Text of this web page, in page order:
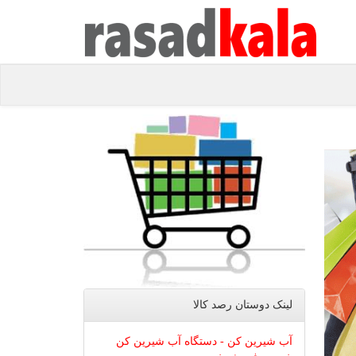
لینک دوستان رصد كالا
آب شیرین کن - دستگاه آب شیرین کن